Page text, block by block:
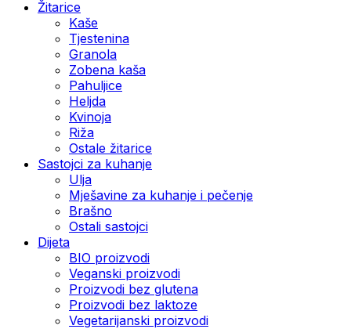
Žitarice
Kaše
Tjestenina
Granola
Zobena kaša
Pahuljice
Heljda
Kvinoja
Riža
Ostale žitarice
Sastojci za kuhanje
Ulja
Mješavine za kuhanje i pečenje
Brašno
Ostali sastojci
Dijeta
BIO proizvodi
Veganski proizvodi
Proizvodi bez glutena
Proizvodi bez laktoze
Vegetarijanski proizvodi